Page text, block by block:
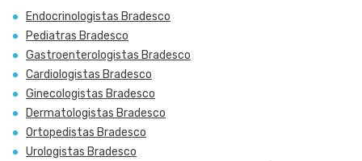
Endocrinologistas Bradesco
Pediatras Bradesco
Gastroenterologistas Bradesco
Cardiologistas Bradesco
Ginecologistas Bradesco
Dermatologistas Bradesco
Ortopedistas Bradesco
Urologistas Bradesco